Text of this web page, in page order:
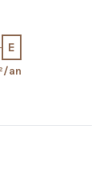
E
an